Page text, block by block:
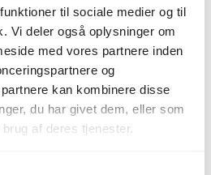
til sociale medier og til
Vi deler også oplysninger om
med vores partnere inden
og
kan kombinere disse
du har givet dem, eller som
af deres tjenester.
Akwavit
Tablet
Dolphins
AB404